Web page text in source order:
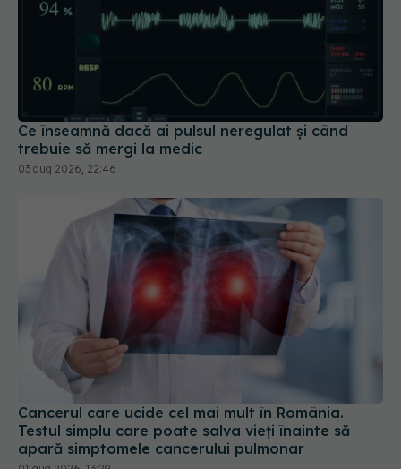
Ce înseamnă dacă ai pulsul neregulat și când
trebuie să mergi la medic
03 aug 2026, 22:46
Cancerul care ucide cel mai mult în România.
Testul simplu care poate salva vieți înainte să
apară simptomele cancerului pulmonar
01 aug 2026, 13:29